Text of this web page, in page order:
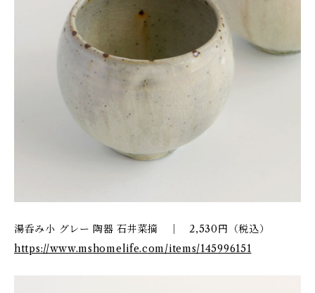
湯呑み小 グレー 陶器 石井菜摘 ｜ 2,530円（税込）
https://www.mshomelife.com/items/145996151